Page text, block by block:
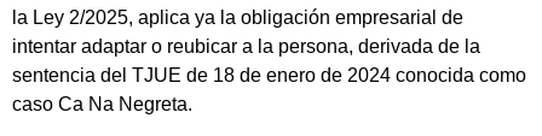
la Ley 2/2025, aplica ya la obligación empresarial de
intentar adaptar o reubicar a la persona, derivada de la
sentencia del TJUE de 18 de enero de 2024 conocida como
caso Ca Na Negreta.